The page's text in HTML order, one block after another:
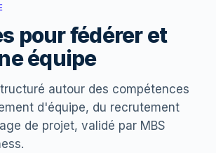
pour fédérer et
équipe
autour des compétences
d'équipe, du recrutement
de projet, validé par MBS